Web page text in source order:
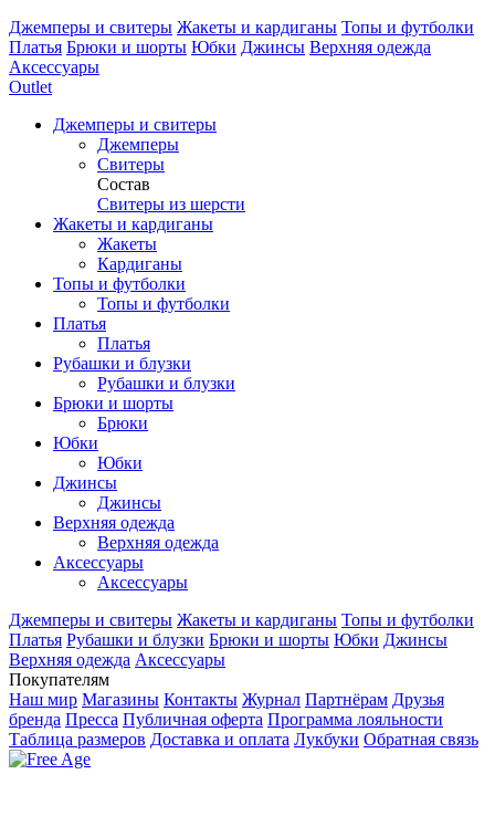
Джемперы и свитеры Жакеты и кардиганы Топы и футболки
Платья Брюки и шорты Юбки Джинсы Верхняя одежда
Аксессуары
Outlet
Джемперы и свитеры
Джемперы
Свитеры
Состав
Свитеры из шерсти
Жакеты и кардиганы
Жакеты
Кардиганы
Топы и футболки
Топы и футболки
Платья
Платья
Рубашки и блузки
Рубашки и блузки
Брюки и шорты
Брюки
Юбки
Юбки
Джинсы
Джинсы
Верхняя одежда
Верхняя одежда
Аксесcуары
Аксесcуары
Джемперы и свитеры Жакеты и кардиганы Топы и футболки
Платья Рубашки и блузки Брюки и шорты Юбки Джинсы
Верхняя одежда Аксесcуары
Покупателям
Наш мир Магазины Контакты Журнал Партнёрам Друзья
бренда Пресса Публичная оферта Программа лояльности
Таблица размеров Доставка и оплата Лукбуки Обратная связь